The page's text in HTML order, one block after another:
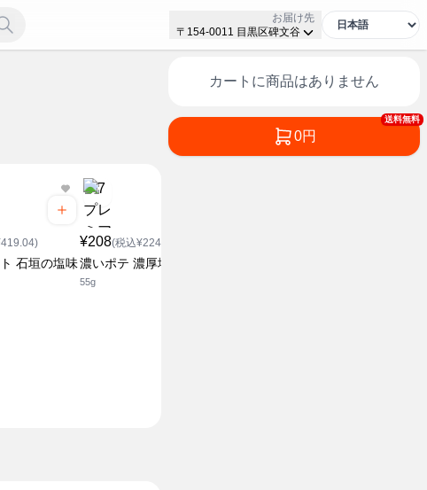
お届け先
〒154-0011 目黒区碑文谷
石垣の塩味
¥208(税込¥224.64)
濃いポテ 濃厚塩バター味
55g
カートに商品はありません
送料無料
0円